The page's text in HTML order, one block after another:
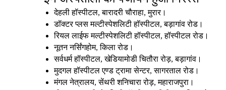
देहली हॉस्‍पीटल, बारादरी चौराहा, मुरार।
डॉक्‍टर प्लस मल्टीस्पेशलिटी हॉस्‍पीटल, बड़ागांव रोड।
रियल लाईफ मल्टीस्पेशलिटी हॉस्‍पीटल, हॉस्‍पीटल रोड।
नूतन नर्सिंगहोम, किला रोड।
सर्वधर्म हॉस्‍पीटल, खेडियामोडी चितौरा रोड़, बड़ागांव।
मुदगल हॉस्‍पीटल एण्ड ट्रामा सेन्टर, सागरताल रोड।
मंगल नेत्रालय, सेंथरी शनिचारा रोड़, महाराजपुरा।